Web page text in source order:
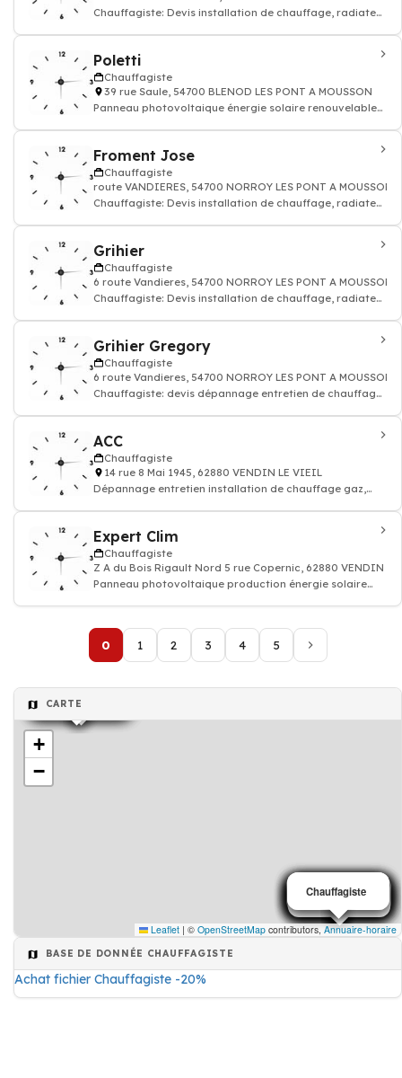
Chauffagiste: Devis installation de chauffage, radiateur
Poletti
Chauffagiste
39 rue Saule, 54700 BLENOD LES PONT A MOUSSON
Panneau photovoltaique énergie solaire renouvelable
Froment Jose
Chauffagiste
route VANDIERES, 54700 NORROY LES PONT A MOUSSON
Chauffagiste: Devis installation de chauffage, radiateur
Grihier
Chauffagiste
6 route Vandieres, 54700 NORROY LES PONT A MOUSSON
Chauffagiste: Devis installation de chauffage, radiateur
Grihier Gregory
Chauffagiste
6 route Vandieres, 54700 NORROY LES PONT A MOUSSON
Chauffagiste: devis dépannage entretien de chauffage,
ACC
Chauffagiste
14 rue 8 Mai 1945, 62880 VENDIN LE VIEIL
Dépannage entretien installation de chauffage gaz,
Expert Clim
Chauffagiste
Z A du Bois Rigault Nord 5 rue Copernic, 62880 VENDIN LE
Panneau photovoltaique production énergie solaire
0 1 2 3 4 5
CARTE
Chauffagiste
Chauffagiste
Chauffagiste
Chauffagiste
Chauffagiste
Chauffagiste
Chauffagiste
Chauffagiste
Chauffagiste
Chauffagiste
Chauffagiste
Chauffagiste
Chauffagiste
Chauffagiste
Chauffagiste
Chauffagiste
Chauffagiste
Chauffagiste
Chauffagiste
Chauffagiste
+
−
Leaflet | © OpenStreetMap contributors, Annuaire-horaire
BASE DE DONNÉE CHAUFFAGISTE
Achat fichier Chauffagiste -20%